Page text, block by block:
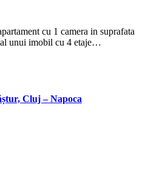
cu 1 camera in suprafata
unui imobil cu 4 etaje…
Cluj – Napoca